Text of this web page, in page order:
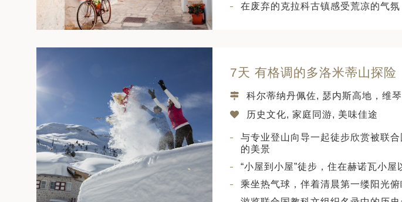
在废弃的克拉科古镇感受荒凉的气
7天 有格调的多洛米蒂山探险
科尔蒂纳丹佩佐, 瑟内斯高地，维
历史文化, 家庭同游, 美味佳途
与专业登山向导一起徒步欣赏被联
的美景
“小屋到小屋”徒步，住在赫诺瓦小
乘坐热气球，伴着清晨第一缕阳光